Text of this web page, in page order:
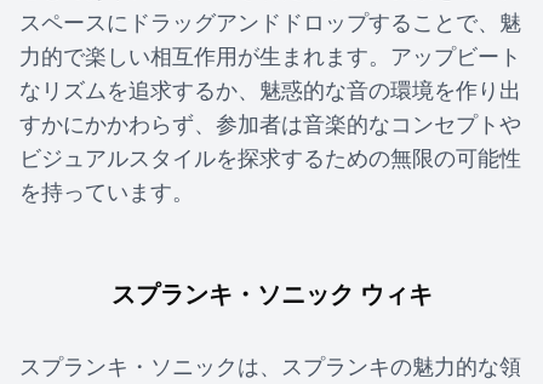
スペースにドラッグアンドドロップすることで、魅
力的で楽しい相互作用が生まれます。アップビート
なリズムを追求するか、魅惑的な音の環境を作り出
すかにかかわらず、参加者は音楽的なコンセプトや
ビジュアルスタイルを探求するための無限の可能性
を持っています。
スプランキ・ソニック ウィキ
スプランキ・ソニックは、スプランキの魅力的な領